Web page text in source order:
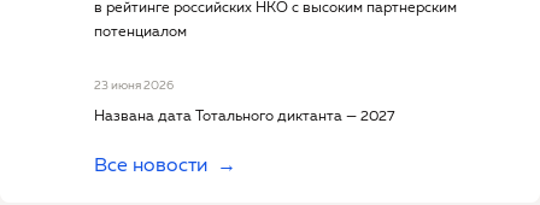
в рейтинге российских НКО с высоким партнерским
потенциалом
23 июня 2026
Названа дата Тотального диктанта — 2027
Все новости